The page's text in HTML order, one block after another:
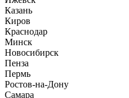
Казань
Киров
Краснодар
Минск
Новосибирск
Пенза
Пермь
Ростов-на-Дону
Самара